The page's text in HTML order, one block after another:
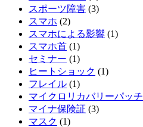
スポーツ障害 (3)
スマホ (2)
スマホによる影響 (1)
スマホ首 (1)
セミナー (1)
ヒートショック (1)
フレイル (1)
マイクロリカバリーパッチ
マイナ保険証 (3)
マスク (1)